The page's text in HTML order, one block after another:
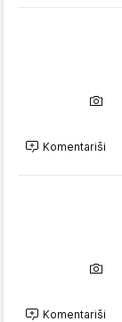
Komentariši
Komentariši